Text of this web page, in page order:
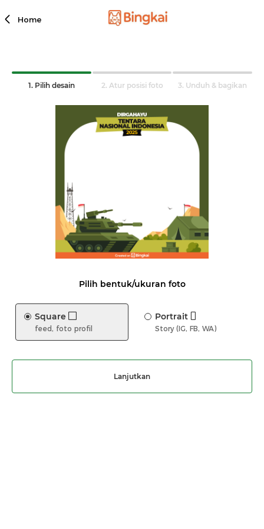
Home
1. Pilih desain 2. Atur posisi foto 3. Unduh & bagikan
Pilih bentuk/ukuran foto
Square
feed, foto profil
Portrait
Story (IG, FB, WA)
Lanjutkan